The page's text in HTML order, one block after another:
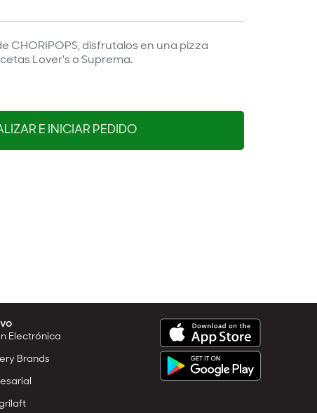
CHORIPOPS, disfrutalos en una pizza
Lover's o Suprema.
E INICIAR PEDIDO
Electrónica
Brands